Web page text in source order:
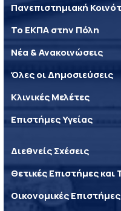
Πανεπιστημιακή
Το ΕΚΠΑ στην Πόλη
Νέα & Ανακοινώσεις
Όλες οι Δημοσιεύσεις
Κλινικές Μελέτες
Επιστήμες Υγείας
Διεθνείς Σχέσεις
Θετικές Επιστήμες και
Οικονομικές Επιστήμες